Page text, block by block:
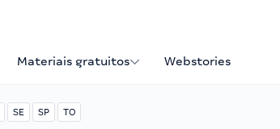
Materiais gratuitos Webstories
SE SP TO